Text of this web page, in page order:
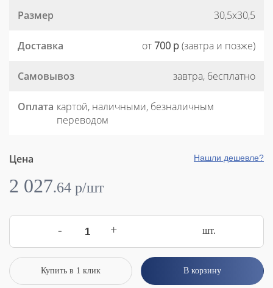
Размер 30,5x30,5
Доставка от 700 р(завтра и позже)
Самовывоз завтра, бесплатно
Оплата картой, наличными, безналичным
переводом
Цена
2 027.64 p/шт
Нашли дешевле?
- + шт.
Купить в 1 клик В корзину